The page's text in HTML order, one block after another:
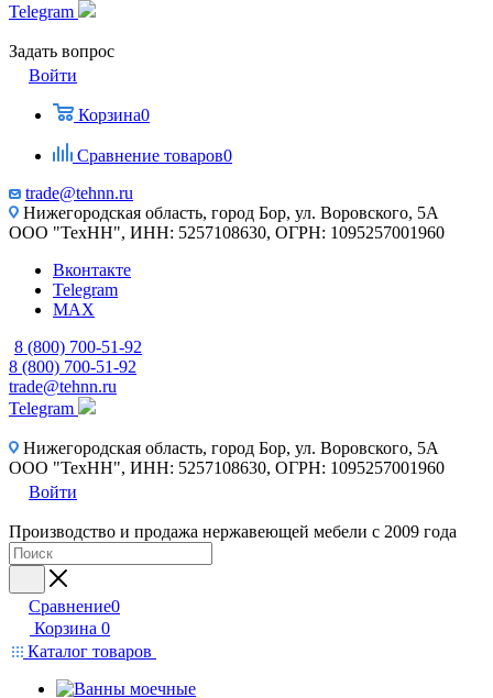
Telegram
Задать вопрос
Войти
Корзина0
Сравнение товаров0
trade@tehnn.ru
Нижегородская область, город Бор, ул. Воровского, 5А
ООО "ТехНН", ИНН: 5257108630, ОГРН: 1095257001960
Вконтакте
Telegram
MAX
8 (800) 700-51-92
8 (800) 700-51-92
trade@tehnn.ru
Telegram
Нижегородская область, город Бор, ул. Воровского, 5А
ООО "ТехНН", ИНН: 5257108630, ОГРН: 1095257001960
Войти
Производство и продажа нержавеющей мебели с 2009 года
Сравнение0
Корзина 0
Каталог товаров